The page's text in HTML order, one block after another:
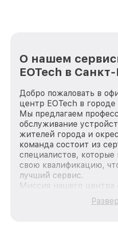
О нашем
EOTech в
Добро пожаловать в
центр EOTech в
Мы предлагаем
обслуживание
жителей города и
команда состоит из
специалистов,
свою квалификацию,
лучший сервис.
Миссия нашего центра
качественный и
каждого пользователя